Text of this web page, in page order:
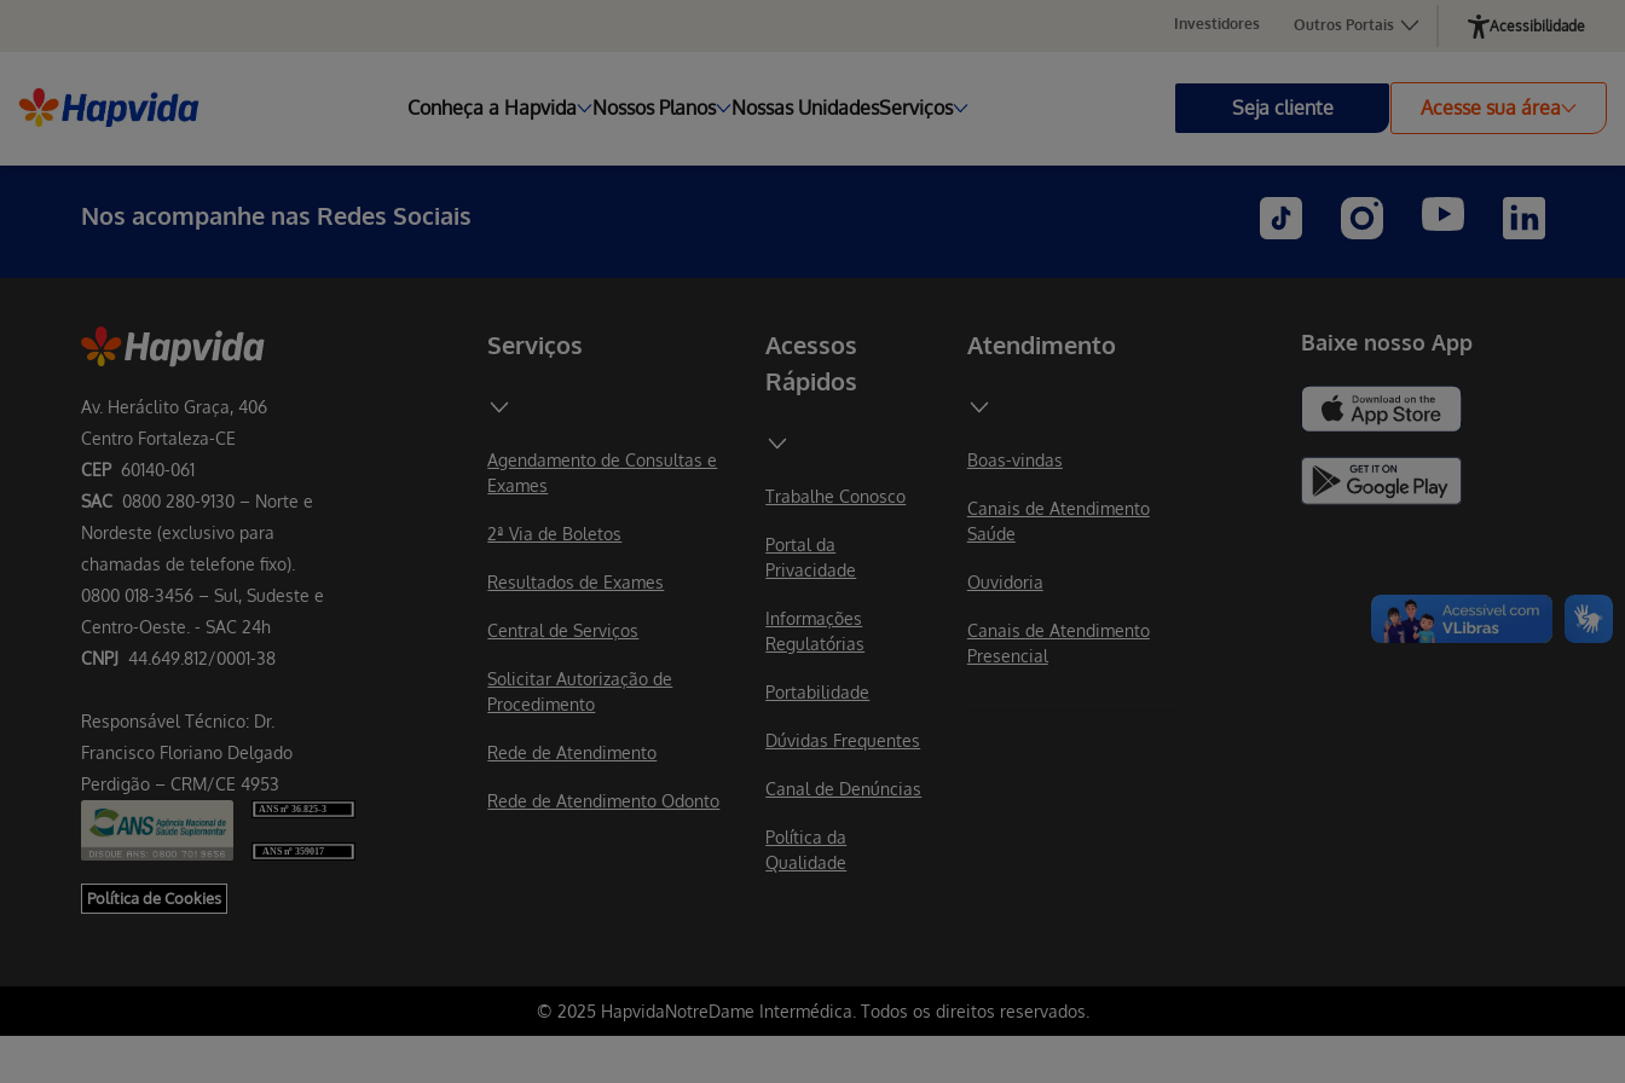
Investidores Outros Portais Acessibilidade
Conheça a Hapvida Nossos Planos Nossas UnidadesServiços Seja cliente Acesse sua área
Nos acompanhe nas Redes Sociais
Av. Heráclito Graça, 406
Centro Fortaleza-CE
CEP 60140-061
SAC 0800 280-9130 – Norte e
Nordeste (exclusivo para
chamadas de telefone fixo).
0800 018-3456 – Sul, Sudeste e
Centro-Oeste. - SAC 24h
CNPJ 44.649.812/0001-38
Responsável Técnico: Dr.
Francisco Floriano Delgado
Perdigão – CRM/CE 4953
Política de Cookies
Serviços
Agendamento de Consultas e
Exames
2ª Via de Boletos
Resultados de Exames
Central de Serviços
Solicitar Autorização de
Procedimento
Rede de Atendimento
Rede de Atendimento Odonto
Acessos
Rápidos
Trabalhe Conosco
Portal da
Privacidade
Informações
Regulatórias
Portabilidade
Dúvidas Frequentes
Canal de Denúncias
Política da
Qualidade
Atendimento
Boas-vindas
Canais de Atendimento
Saúde
Ouvidoria
Canais de Atendimento
Presencial
Baixe nosso App
© 2025 HapvidaNotreDame Intermédica. Todos os direitos reservados.